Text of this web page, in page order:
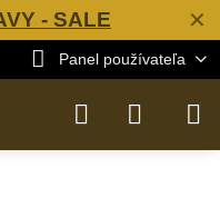
✕
- SALE
Panel používateľa